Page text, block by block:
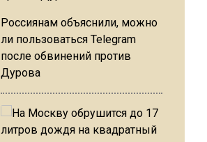
Россиянам объяснили, можно
ли пользоваться Telegram
после обвинений против
Дурова